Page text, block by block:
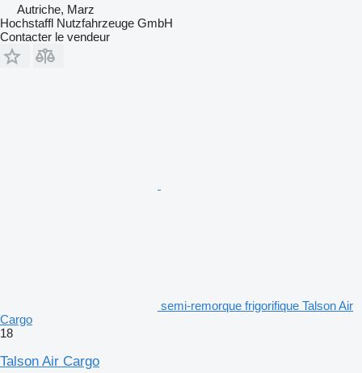
Autriche, Marz
Hochstaffl Nutzfahrzeuge GmbH
Contacter le vendeur
semi-remorque frigorifique Talson Air
Cargo
18
Talson Air Cargo